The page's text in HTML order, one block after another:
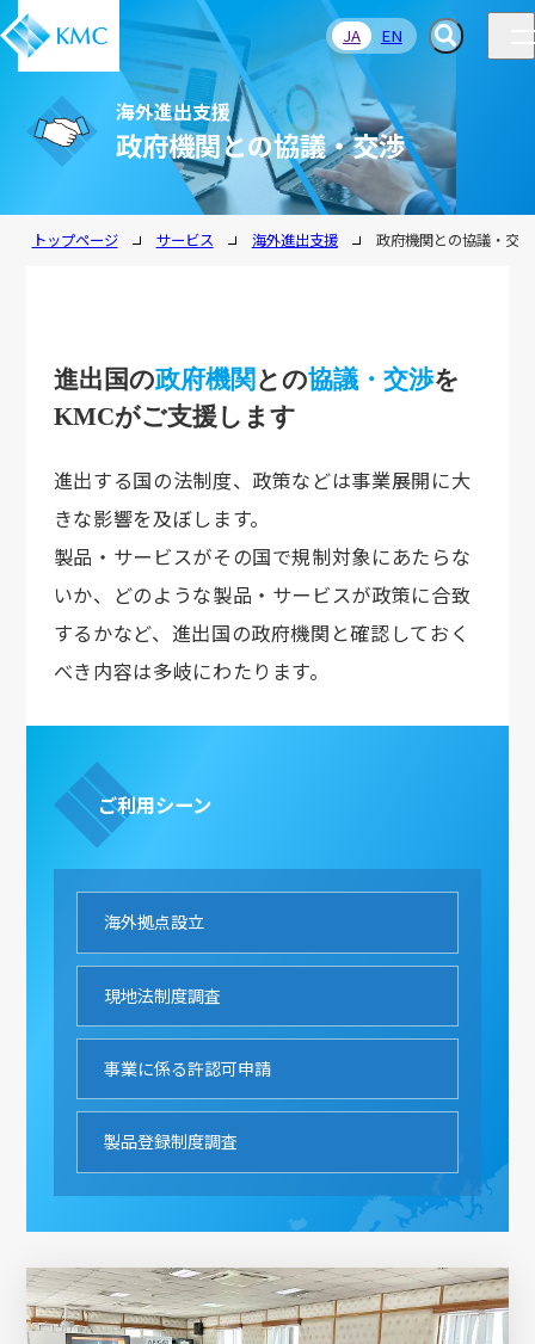
JA EN
海外進出支援
政府機関との協議・交渉
トップページ サービス 海外進出支援 政府機関との協議・交渉
進出国の政府機関 との協議・交渉を
KMCがご支援します
進出する国の法制度、政策などは事業展開に大
きな影響を及ぼします。
製品・サービスがその国で規制対象にあたらな
いか、どのような製品・サービスが政策に合致
するかなど、進出国の政府機関と確認しておく
べき内容は多岐にわたります。
ご利用シーン
海外拠点設立
現地法制度調査
事業に係る許認可申請
製品登録制度調査